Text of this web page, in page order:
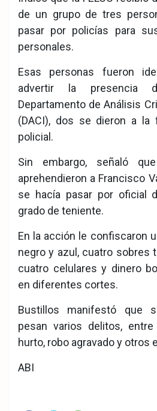
de un grupo de tres
pasar por policías para
personales.
Esas personas fueron
advertir la presencia
Departamento de Análisis
(DACI), dos se dieron a
policial.
Sin embargo, señaló
aprehendieron a Francisco
se hacía pasar por oficial
grado de teniente.
En la acción le confiscaron
negro y azul, cuatro sobres
cuatro celulares y dinero
en diferentes cortes.
Bustillos manifestó que
pesan varios delitos,
hurto, robo agravado y otros
ABI